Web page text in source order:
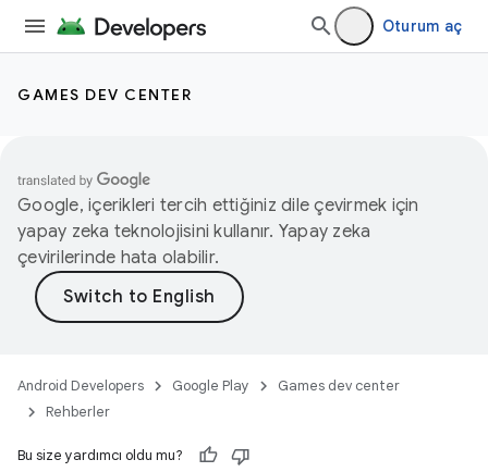
Oturum aç
GAMES DEV CENTER
Google, içerikleri tercih ettiğiniz dile çevirmek için
yapay zeka teknolojisini kullanır. Yapay zeka
çevirilerinde hata olabilir.
Android Developers Google Play
Games dev center
Rehberler
Bu size yardımcı oldu mu?